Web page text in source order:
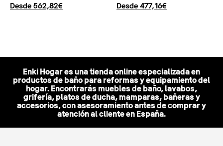
Desde 562,82€
Desde 477,16€
Enki Hogar es una tienda online especializada en
productos de baño para reformas y equipamiento del
hogar. Encontrarás muebles de baño, lavabos,
grifería, platos de ducha, mamparas, bañeras y
accesorios, con asesoramiento antes de comprar y
atención al cliente en España.